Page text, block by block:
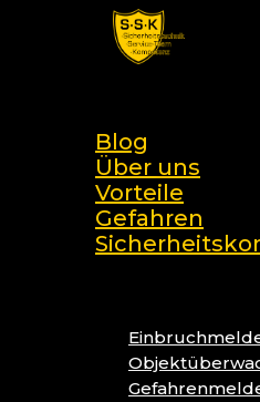
Blog
Über uns
Vorteile
Gefahren